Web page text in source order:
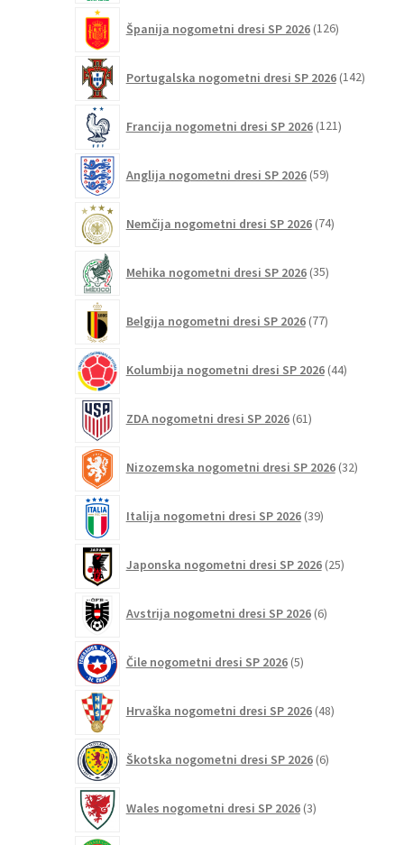
Španija nogometni dresi SP 2026 126izdelkov
Portugalska nogometni dresi SP 2026 142
Francija nogometni dresi SP 2026 121izdelkov
Anglija nogometni dresi SP 2026 59izdelkov
Nemčija nogometni dresi SP 2026 74izdelkov
Mehika nogometni dresi SP 2026 35izdelkov
Belgija nogometni dresi SP 2026 77izdelkov
Kolumbija nogometni dresi SP 2026 44izdelkov
ZDA nogometni dresi SP 2026 61izdelkov
Nizozemska nogometni dresi SP 2026 32izdelkov
Italija nogometni dresi SP 2026 39izdelkov
Japonska nogometni dresi SP 2026 25izdelkov
Avstrija nogometni dresi SP 2026 6izdelkov
Čile nogometni dresi SP 2026 5izdelkov
Hrvaška nogometni dresi SP 2026 48izdelkov
Škotska nogometni dresi SP 2026 6izdelkov
Wales nogometni dresi SP 2026 3izdelki